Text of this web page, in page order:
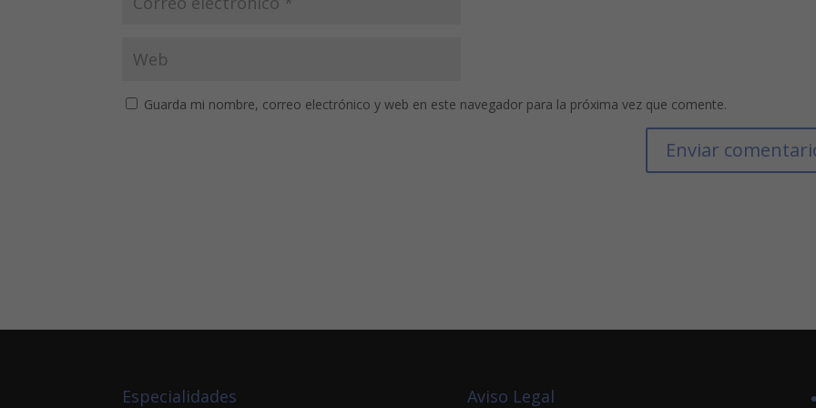
Guarda mi nombre, correo electrónico y web en este navegador para la próxima vez que comente.
Especialidades Aviso Legal